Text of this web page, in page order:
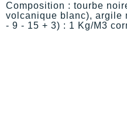
Composition : tourbe
volcanique blanc), argile
- 9 - 15 + 3) : 1 Kg/M3